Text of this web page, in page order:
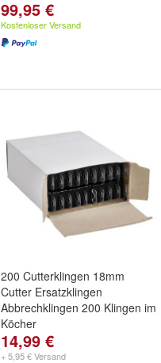
99,95 €
Kostenloser Versand
200 Cutterklingen 18mm
Cutter Ersatzklingen
Abbrechklingen 200 Klingen im
Köcher
14,99 €
+ 5,95 € Versand